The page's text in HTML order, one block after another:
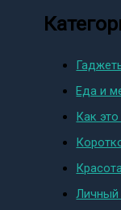
Еда и
Как